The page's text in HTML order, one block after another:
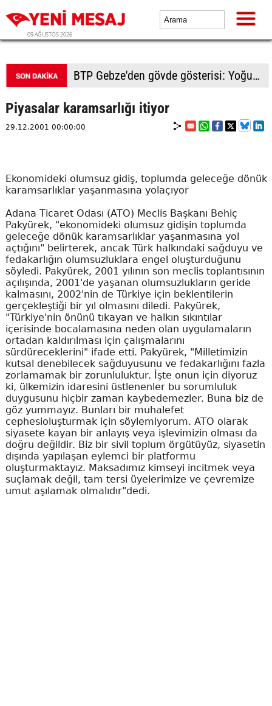
09 AĞUSTOS 2026
BTP Gebze'den gövde gösterisi: Yoğun katılımla yeni üyeler rozetlerini taktı
Piyasalar karamsarlığı itiyor
29.12.2001 00:00:00
Ekonomideki olumsuz gidiş, toplumda geleceğe dönük
karamsarlıklar yaşanmasına yolaçıyor
Adana Ticaret Odası (ATO) Meclis Başkanı Behiç
Pakyürek, "ekonomideki olumsuz gidişin toplumda
geleceğe dönük karamsarlıklar yaşanmasına yol
açtığını" belirterek, ancak Türk halkındaki sağduyu ve
fedakarlığın olumsuzluklara engel oluşturduğunu
söyledi. Pakyürek, 2001 yılının son meclis toplantısının
açılışında, 2001'de yaşanan olumsuzlukların geride
kalmasını, 2002'nin de Türkiye için beklentilerin
gerçekleştiği bir yıl olmasını diledi. Pakyürek,
"Türkiye'nin önünü tıkayan ve halkın sıkıntılar
içerisinde bocalamasına neden olan uygulamaların
ortadan kaldırılması için çalışmalarını
sürdüreceklerini" ifade etti. Pakyürek, "Milletimizin
kutsal denebilecek sağduyusunu ve fedakarlığını fazla
zorlamamak bir zorunluluktur. İşte onun için diyoruz
ki, ülkemizin idaresini üstlenenler bu sorumluluk
duygusunu hiçbir zaman kaybedemezler. Buna biz de
göz yummayız. Bunları bir muhalefet
cephesioluşturmak için söylemiyorum. ATO olarak
siyasete kayan bir anlayış veya işlevimizin olması da
doğru değildir. Biz bir sivil toplum örgütüyüz, siyasetin
dışında yapılaşan eylemci bir platformu
oluşturmaktayız. Maksadımız kimseyi incitmek veya
suçlamak değil, tam tersi üyelerimize ve çevremize
umut aşılamak olmalıdır"dedi.